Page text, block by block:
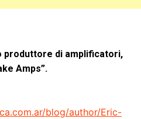
di amplificatori,
Amps”.
blog/author/Eric-